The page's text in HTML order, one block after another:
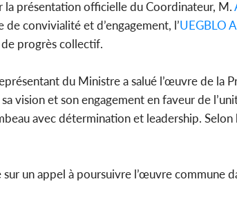
la présentation officielle du Coordinateur, M.
convivialité et d’engagement, l’UEGBLO
progrès collectif.
du Ministre a salué l’œuvre de la
vision et son engagement en faveur de
avec détermination et leadership.
sur un appel à poursuivre l’œuvre commune